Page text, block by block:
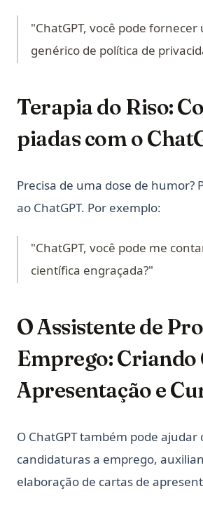
"ChatGPT, você pode
genérico de política de
Terapia do Riso:
piadas com o
Precisa de uma dose de humor?
ao ChatGPT. Por exemplo:
"ChatGPT, você pode me
científica engraçada?"
O Assistente de
Emprego: Criando
Apresentação e
O ChatGPT também pode ajudar
candidaturas a emprego,
elaboração de cartas de